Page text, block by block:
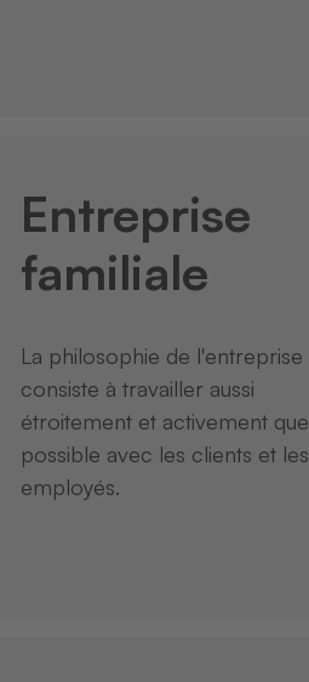
Entreprise
familiale
La philosophie de l'entreprise
consiste à travailler aussi
étroitement et activement que
possible avec les clients et les
employés.